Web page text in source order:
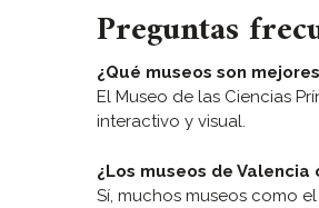
Preguntas
¿Qué museos son
El Museo de las Ciencias
interactivo y visual.
¿Los museos de
Sí, muchos museos como